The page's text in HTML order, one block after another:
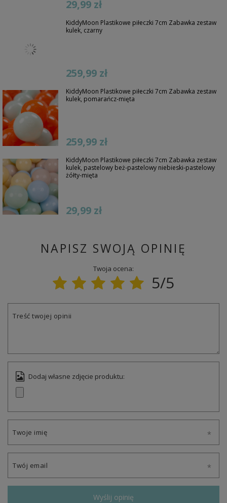
29,99 zł
KiddyMoon Plastikowe piłeczki 7cm Zabawka zestaw
kulek, czarny
259,99 zł
KiddyMoon Plastikowe piłeczki 7cm Zabawka zestaw
kulek, pomarańcz-mięta
259,99 zł
KiddyMoon Plastikowe piłeczki 7cm Zabawka zestaw
kulek, pastelowy beż-pastelowy niebieski-pastelowy
żółty-mięta
29,99 zł
NAPISZ SWOJĄ OPINIĘ
Twoja ocena:
5/5
Treść twojej opinii
Dodaj własne zdjęcie produktu:
Twoje imię
Twój email
Wyślij opinię